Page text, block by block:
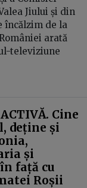
Jiului și din
încălzim de la
arată
televiziune
Cine
deține și
și
față cu
Roșii